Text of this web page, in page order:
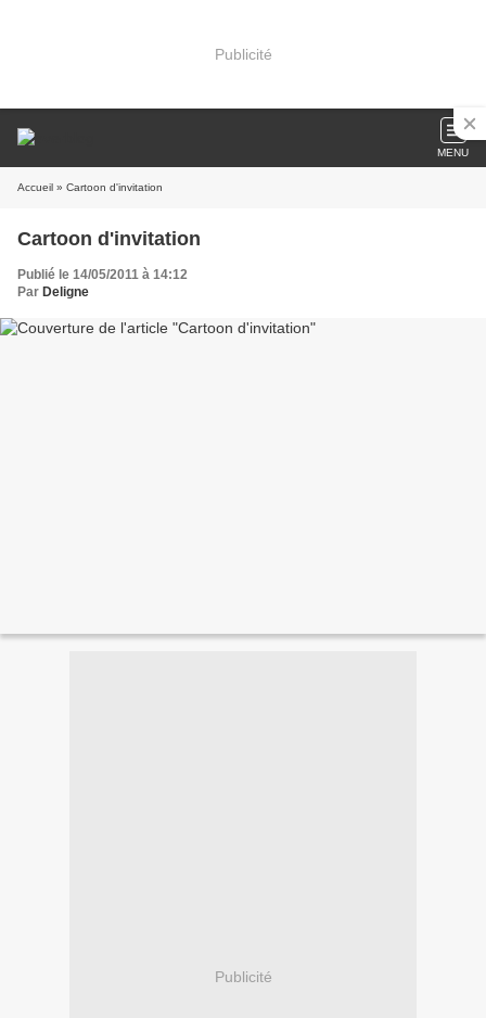
Publicité
MENU
Accueil » Cartoon d'invitation
Cartoon d'invitation
Publié le 14/05/2011 à 14:12
Par Deligne
Publicité